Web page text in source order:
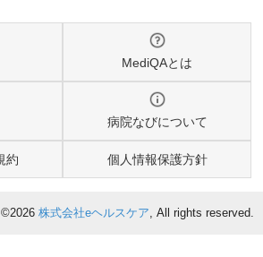
MediQAとは
病院なびについて
約 個人情報保護方針
©2026 株式会社eヘルスケア, All rights reserved.